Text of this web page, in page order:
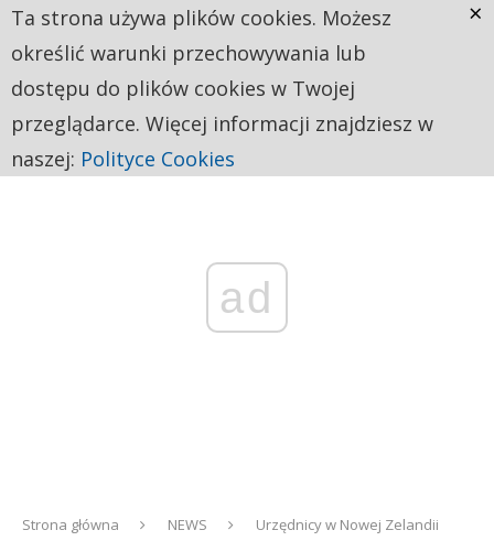
ad
Strona główna NEWS
Urzędnicy w Nowej Zelandii
Ta strona używa plików cookies. Możesz
określić warunki przechowywania lub
dostępu do plików cookies w Twojej
przeglądarce. Więcej informacji znajdziesz w
naszej: Polityce Cookies
×